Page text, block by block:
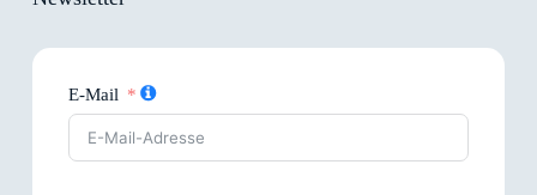
E-Mail